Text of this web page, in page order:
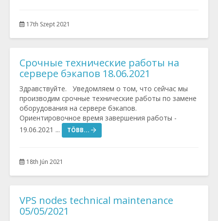
17th Szept 2021
Срочные технические работы на
сервере бэкапов 18.06.2021
Здравствуйте. Уведомляем о том, что сейчас мы
производим срочные технические работы по замене
оборудования на сервере бэкапов.
Ориентировочное время завершения работы -
19.06.2021 ...
TÖBB...
18th Jún 2021
VPS nodes technical maintenance
05/05/2021